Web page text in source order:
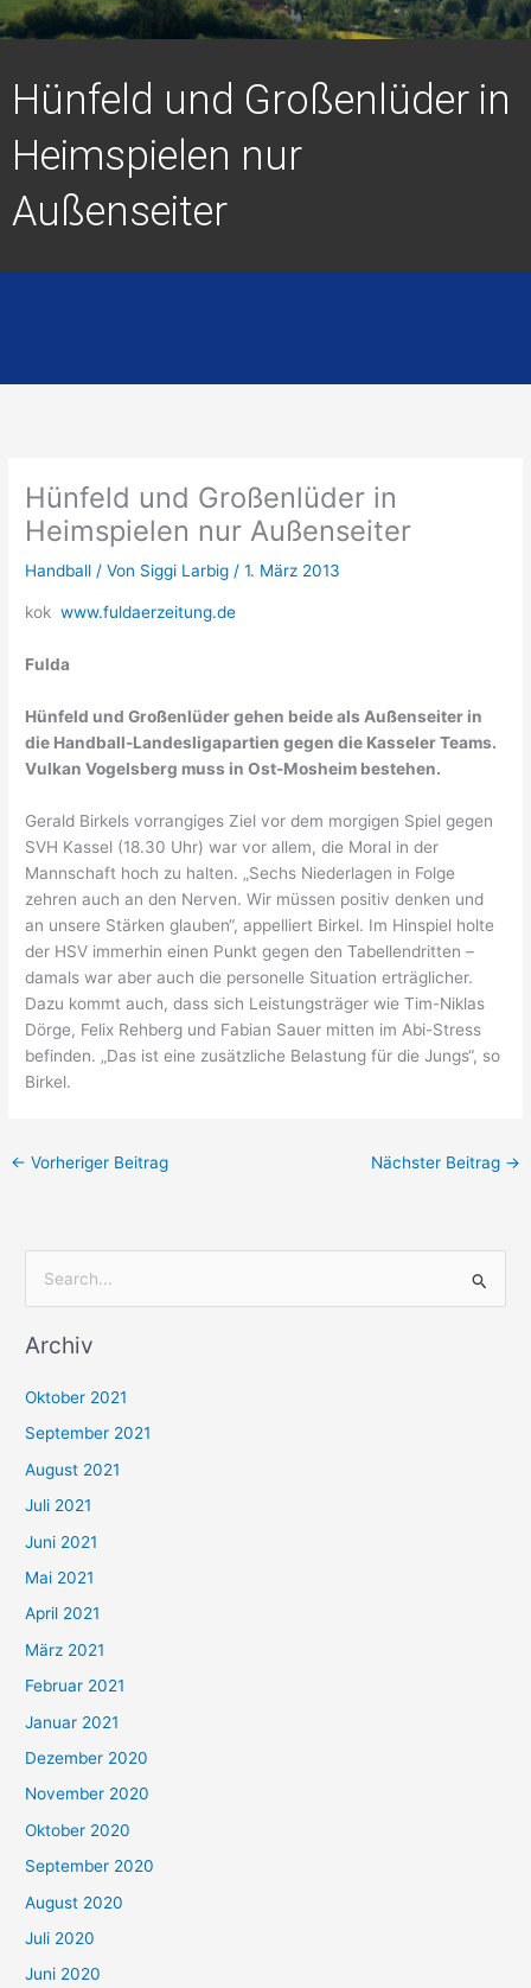
Hünfeld und Großenlüder in
Heimspielen nur
Außenseiter
Hünfeld und Großenlüder in
Heimspielen nur Außenseiter
Handball / Von Siggi Larbig/1. März 2013
kokwww.fuldaerzeitung.de
Fulda
Hünfeld und Großenlüder gehen beide als Außenseiter in
die Handball-Landesligapartien gegen die Kasseler Teams.
Vulkan Vogelsberg muss in Ost-Mosheim bestehen.
Gerald Birkels vorrangiges Ziel vor dem morgigen Spiel gegen
SVH Kassel (18.30 Uhr) war vor allem, die Moral in der
Mannschaft hoch zu halten. „Sechs Niederlagen in Folge
zehren auch an den Nerven. Wir müssen positiv denken und
an unsere Stärken glauben“, appelliert Birkel. Im Hinspiel holte
der HSV immerhin einen Punkt gegen den Tabellendritten –
damals war aber auch die personelle Situation erträglicher.
Dazu kommt auch, dass sich Leistungsträger wie Tim-Niklas
Dörge, Felix Rehberg und Fabian Sauer mitten im Abi-Stress
befinden. „Das ist eine zusätzliche Belastung für die Jungs“, so
Birkel.
← Vorheriger Beitrag Nächster Beitrag →
c
n
n
a
c
h
:
Archiv
Oktober 2021
September 2021
August 2021
Juli 2021
Juni 2021
Mai 2021
April 2021
März 2021
Februar 2021
Januar 2021
Dezember 2020
November 2020
Oktober 2020
September 2020
August 2020
Juli 2020
Juni 2020